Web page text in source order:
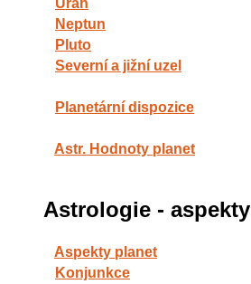
Neptun
Pluto
Severní a jižní uzel
Planetární dispozice
Astr. Hodnoty planet
Astrologie - aspekty
Aspekty planet
Konjunkce